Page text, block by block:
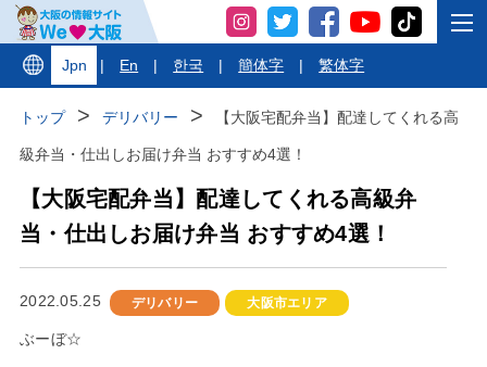
Jpn | En | 한국 | 簡体字 | 繁体字
トップ デリバリー 【大阪宅配弁当】配達してくれる高
級弁当・仕出しお届け弁当 おすすめ4選！
【大阪宅配弁当】配達してくれる高級弁
当・仕出しお届け弁当 おすすめ4選！
2022.05.25 デリバリー 大阪市エリア
ぶーぼ☆